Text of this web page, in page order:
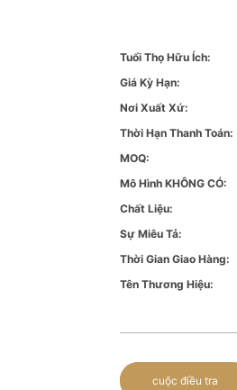
Tuổi Thọ Hữu Ích:
Giá Kỳ Hạn:
Nơi Xuất Xứ:
Thời Hạn Thanh Toán:
MOQ:
Mô Hình KHÔNG CÓ:
Chất Liệu:
Sự Miêu Tả:
Thời Gian Giao Hàng:
Tên Thương Hiệu:
cuộc điều tra